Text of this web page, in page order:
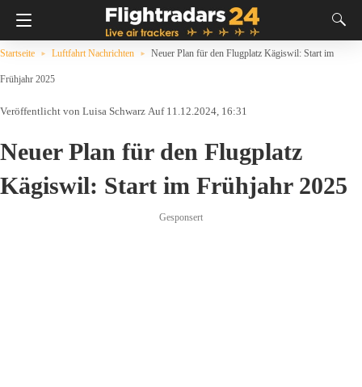
Startseite Luftfahrt Nachrichten Neuer Plan für den Flugplatz Kägiswil: Start im
Frühjahr 2025
Luisa Schwarz Auf 11.12.2024, 16:31
Neuer Plan für den Flugplatz
Kägiswil: Start im Frühjahr 2025
Gesponsert